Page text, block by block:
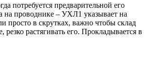
потребуется предварительной его
на проводнике – УХЛ1 указывает на
просто в скрутках, важно чтобы склад
растягивать его. Прокладывается в